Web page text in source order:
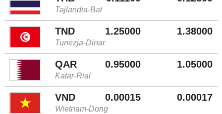
Tajlandia-Bat
TND 1.25000 1.38000
Tunezja-Dinar
QAR 0.95000 1.05000
Katar-Rial
VND 0.00015 0.00017
Wietnam-Dong